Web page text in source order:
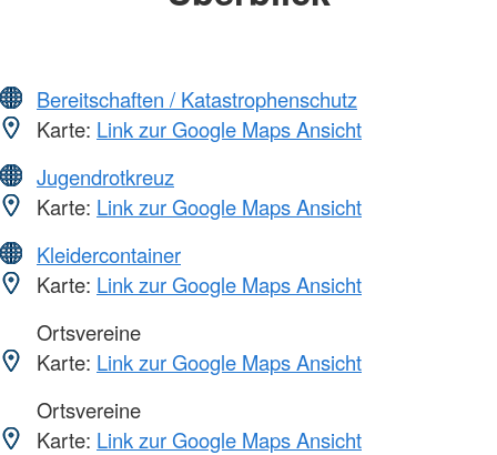
Bereitschaften / Katastrophenschutz
Karte: Link zur Google Maps Ansicht
Jugendrotkreuz
Karte: Link zur Google Maps Ansicht
Kleidercontainer
Karte: Link zur Google Maps Ansicht
Ortsvereine
Karte: Link zur Google Maps Ansicht
Ortsvereine
Karte: Link zur Google Maps Ansicht